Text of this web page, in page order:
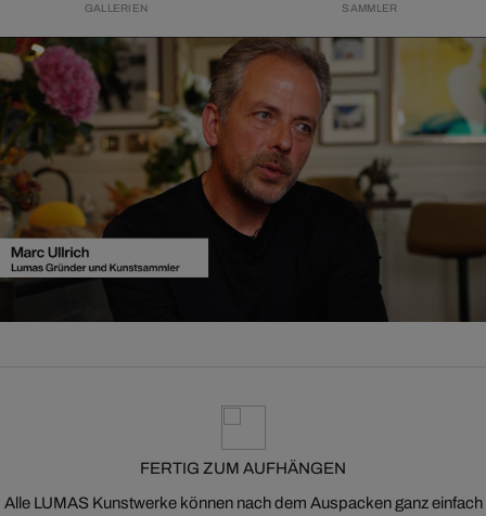
GALLERIEN SAMMLER
FERTIG ZUM AUFHÄNGEN
Alle LUMAS Kunstwerke können nach dem Auspacken ganz einfach